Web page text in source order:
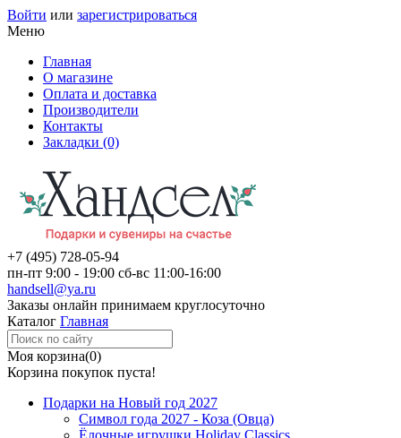
Войти или зарегистрироваться
Меню
Главная
О магазине
Оплата и доставка
Производители
Контакты
Закладки (0)
+7 (495) 728-05-94
пн-пт 9:00 - 19:00 сб-вс 11:00-16:00
handsell@ya.ru
Заказы онлайн принимаем круглосуточно
Каталог Главная
Моя корзина(0)
Корзина покупок пуста!
Подарки на Новый год 2027
Символ года 2027 - Коза (Овца)
Ёлочные игрушки Holiday Classics